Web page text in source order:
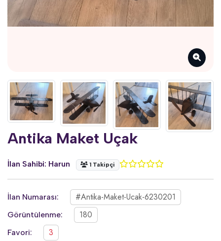
Antika Maket Uçak
İlan Sahibi: Harun 1 Takipçi
İlan Numarası: #antika-Maket-Ucak-6230201
Görüntülenme: 180
Favori: 3